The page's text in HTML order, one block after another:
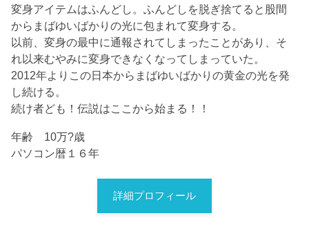
変身アイテムはふんどし。ふんどしを脱ぎ捨てると股間
からまばゆいばかりの光に包まれて変身する。
以前、変身の最中に通報されてしまったことがあり、そ
れ以来むやみに変身できなくなってしまっていた。
2012年よりこの日本からまばゆいばかりの黄金の光を発
し続ける。
続け者ども！伝説はここから始まる！！
年齢 10万?歳
パソコン暦１６年
詳細プロフィール